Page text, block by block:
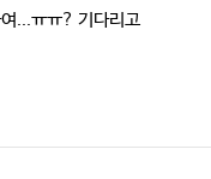
...ㅠㅠ? 기다리고